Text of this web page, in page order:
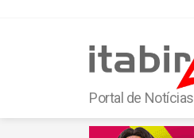
Portal de Notícias